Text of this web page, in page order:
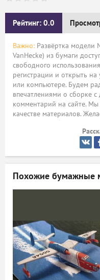
Рейтинг: 0.0
Важно: Развёртка
VanHecke) из бумаги
свободного
регистрации и открыть
или компьютере. Будем
впечатлениями о сборке
комментарий на сайте.
качестве материалов.
Похожие бумажные